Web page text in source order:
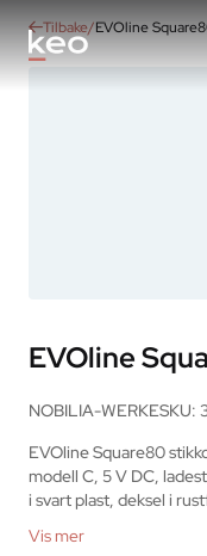
Tilbake EVOline
EVOline
NOBILIA-WERKESKU:
EVOline Square80
modell C, 5 V DC,
i svart plast, deksel i
Vis mer